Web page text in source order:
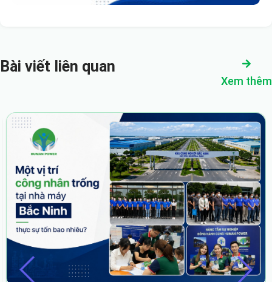
Bài viết liên quan
Xem thêm